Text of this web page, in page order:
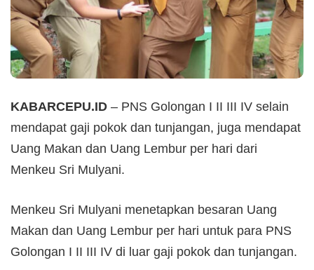
KABARCEPU.ID – PNS Golongan I II III IV selain
mendapat gaji pokok dan tunjangan, juga mendapat
Uang Makan dan Uang Lembur per hari dari
Menkeu Sri Mulyani.
Menkeu Sri Mulyani menetapkan besaran Uang
Makan dan Uang Lembur per hari untuk para PNS
Golongan I II III IV di luar gaji pokok dan tunjangan.